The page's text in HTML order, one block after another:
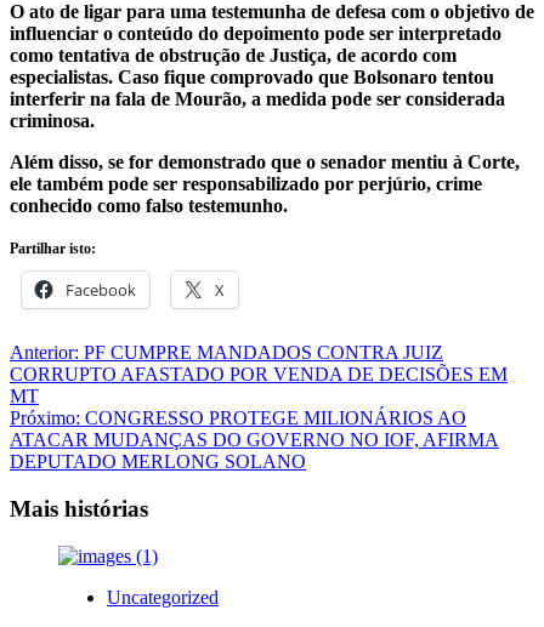
O ato de ligar para uma testemunha de defesa com o objetivo de
influenciar o conteúdo do depoimento pode ser interpretado
como tentativa de obstrução de Justiça, de acordo com
especialistas. Caso fique comprovado que Bolsonaro tentou
interferir na fala de Mourão, a medida pode ser considerada
criminosa.
Além disso, se for demonstrado que o senador mentiu à Corte,
ele também pode ser responsabilizado por perjúrio, crime
conhecido como falso testemunho.
Partilhar isto:
Facebook X
Navegação
de
artigos
Anterior: PF CUMPRE MANDADOS CONTRA JUIZ
CORRUPTO AFASTADO POR VENDA DE DECISÕES EM
MT
Próximo: CONGRESSO PROTEGE MILIONÁRIOS AO
ATACAR MUDANÇAS DO GOVERNO NO IOF, AFIRMA
DEPUTADO MERLONG SOLANO
Mais histórias
Uncategorized